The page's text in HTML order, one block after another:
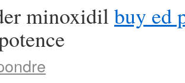
minoxidilbuy ed